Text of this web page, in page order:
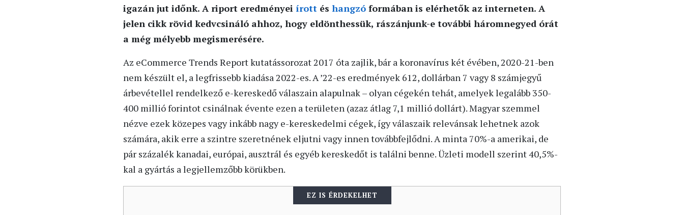
igazán jut időnk. A riport eredményei írott és hangzó formában is elérhetők az interneten. A
jelen cikk rövid kedvcsináló ahhoz, hogy eldönthessük, rászánjunk-e további háromnegyed órát
a még mélyebb megismerésére.
Az eCommerce Trends Report kutatássorozat 2017 óta zajlik, bár a koronavírus két évében, 2020-21-ben
nem készült el, a legfrissebb kiadása 2022-es. A ’22-es eredmények 612, dollárban 7 vagy 8 számjegyű
árbevétellel rendelkező e-kereskedő válaszain alapulnak – olyan cégekén tehát, amelyek legalább 350-
400 millió forintot csinálnak évente ezen a területen (azaz átlag 7,1 millió dollárt). Magyar szemmel
nézve ezek közepes vagy inkább nagy e-kereskedelmi cégek, így válaszaik relevánsak lehetnek azok
számára, akik erre a szintre szeretnének eljutni vagy innen továbbfejlődni. A minta 70%-a amerikai, de
pár százalék kanadai, európai, ausztrál és egyéb kereskedőt is találni benne. Üzleti modell szerint 40,5%-
kal a gyártás a legjellemzőbb körükben.
EZ IS ÉRDEKELHET